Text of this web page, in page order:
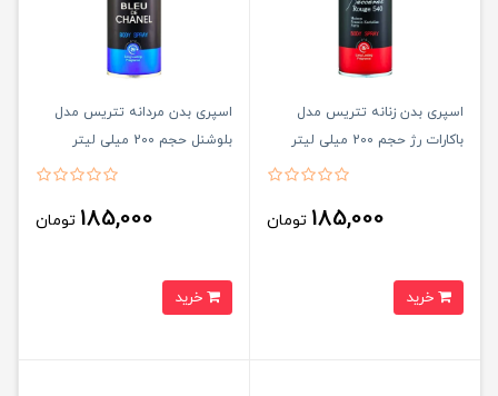
اسپری بدن زنانه تتریس مدل
باکارات رژ حجم 200 میلی لیتر
185,000 تومان
اسپری بدن مردانه تتریس مدل
بلوشنل حجم 200 میلی لیتر
185,000 تومان